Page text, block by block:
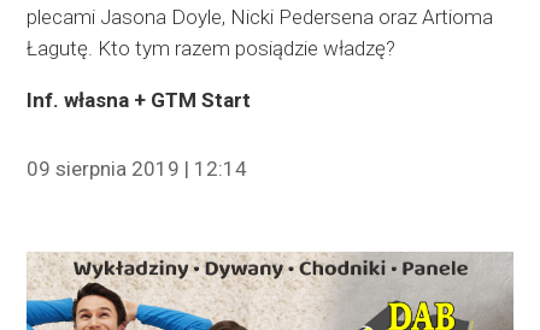
plecami Jasona Doyle, Nicki Pedersena oraz Artioma
Łagutę. Kto tym razem posiądzie władzę?
Inf. własna + GTM Start
09 sierpnia 2019 | 12:14